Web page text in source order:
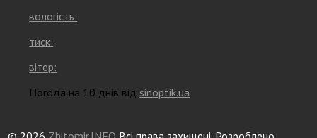
вологість:
тиск:
вітер:
Погода на 10 днів від sinoptik.ua